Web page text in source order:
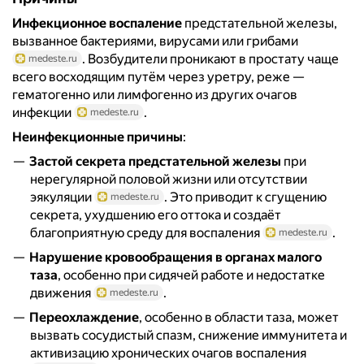
Инфекционное воспаление предстательной железы,
вызванное бактериями, вирусами или грибами
medeste.ru . Возбудители проникают в простату чаще
всего восходящим путём через уретру, реже —
гематогенно или лимфогенно из других очагов
инфекции
medeste.ru .
Неинфекционные причины:
Застой секрета предстательной железы при
нерегулярной половой жизни или отсутствии
эякуляции
medeste.ru . Это приводит к сгущению
секрета, ухудшению его оттока и создаёт
благоприятную среду для воспаления
medeste.ru .
Нарушение кровообращения в органах малого
таза, особенно при сидячей работе и недостатке
движения
medeste.ru .
Переохлаждение, особенно в области таза, может
вызвать сосудистый спазм, снижение иммунитета и
активизацию хронических очагов воспаления